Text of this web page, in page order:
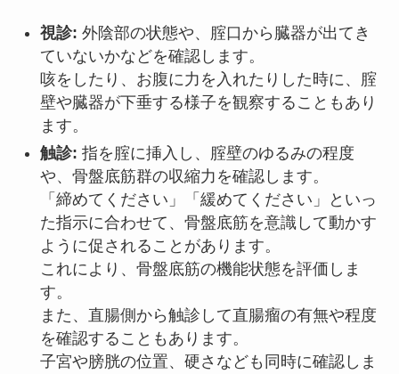
視診: 外陰部の状態や、腟口から臓器が出てき
ていないかなどを確認します。
咳をしたり、お腹に力を入れたりした時に、腟
壁や臓器が下垂する様子を観察することもあり
ます。
触診: 指を腟に挿入し、腟壁のゆるみの程度
や、骨盤底筋群の収縮力を確認します。
「締めてください」「緩めてください」といっ
た指示に合わせて、骨盤底筋を意識して動かす
ように促されることがあります。
これにより、骨盤底筋の機能状態を評価しま
す。
また、直腸側から触診して直腸瘤の有無や程度
を確認することもあります。
子宮や膀胱の位置、硬さなども同時に確認しま